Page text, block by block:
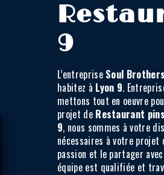
9
L’entreprise Soul Brothers
habitez à Lyon 9.
mettons tout en oeuvre
projet de Restaurant
9, nous sommes à votre
nécessaires à votre projet
passion et le partager
équipe est qualifiée et